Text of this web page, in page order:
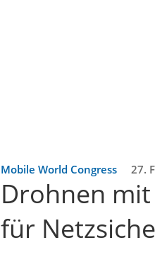
Mobile World Congress 27.
Drohnen
für